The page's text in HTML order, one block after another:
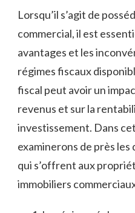
Lorsqu’il s’agit de
commercial, ‍il est
avantages et les⁤
régimes fiscaux
fiscal peut avoir un
⁢revenus et sur la
investissement. Dans
examinerons de près
qui‌ s’offrent​ aux
immobiliers